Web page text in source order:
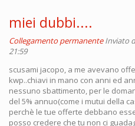
miei dubbi....
Collegamento permanente Inviato
21:59
scusami jacopo, a me avevano
kwp..chiavi in mano con anni ed
nessuno sbattimento, per le
del 5% annuo(come i mutui della
perchè le tue offerte debbano
posso credere che tu non ci